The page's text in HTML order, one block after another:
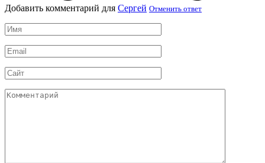
Добавить комментарий для Сергей Отменить ответ
Имя
*
Email
*
Сайт
Комментарий